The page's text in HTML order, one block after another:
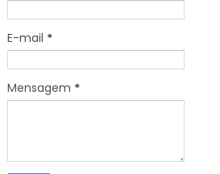
E-mail *
Mensagem *